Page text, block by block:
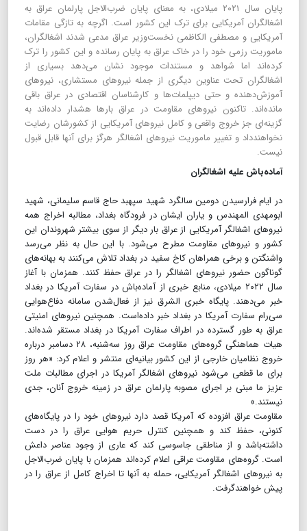
پایان سال ۲۰۲۱ میلادی، به معنای پایان ضرب‌الاجل پارلمان عراق به
اشغالگران آمریکایی برای ترک این کشور است. اگرچه به تازگی مقامات
آمریکایی و مصطفی الکاظمی نخست‌وزیر عراق مدعی شدند اشغالگران،
ماموریت رزمی خود را در خاک عراق به پایان رسانده و این کشور را ترک
کرده‌اند اما شواهد و مستندات موجود نشان می‌دهد بسیاری از
اشغالگران تحت عناوین دیگری از جمله نیروهای مستشاری، نیروهای
آموزش‌دهنده و حتی دیپلمات‌ها و کارشناسان اقتصادی در عراق باقی
مانده‌اند. تاکنون نیروهای مقاومت در عراق بارها هشدار داده‌اند به
گزینه‌ای جز خروج واقعی و کامل نیروهای آمریکایی از کشورشان رضایت
نخواهندداد و تغییر ماموریت نیروهای اشغالگر هرگز برای آنها قابل قبول
نیست.
آماده‌باش علیه اشغالگران
در ایام فرارسیدن دومین سالگرد شهید سپهبد حاج قاسم سلیمانی، شهید
ابومهدی المهندس و یاران ایشان در فرودگاه بغداد، مطالبه اخراج همه
نیروهای اشغالگر آمریکایی از عراق بار دیگر از سوی بیشتر شهروندان این
کشور و نیروهای مقاومت مطرح می‌شود. با این حال به نظر می‌رسد
واشنگتن و برخی همراهان کاخ سفید در بغداد تلاش می‌کنند به بهانه‌های
گوناگون حضور نیروهای اشغالگر را در عراق حفظ کنند. همزمان با آغاز
سال ۲۰۲۲ میلادی، منابع خبری از آماده‌باش در سفارت آمریکا در بغداد
خبر می‌دهند. پایگاه خبری الشرق نیز از فعال‌شدن سامانه دفاع‌هوایی
سی‌رام سفارت آمریکا در بغداد خبر داده‌است. همچنین نیروهای امنیتی
عراق به طور گسترده در اطراف سفارت آمریکا در بغداد مستقر شده‌اند.
هیات هماهنگی گروه‌های مقاومت عراق روز سه‌شنبه، ۲۸ دسامبر درباره
خروج نظامیان خارجی از این کشور بیانیه‌ای منتشر و اعلام کرد: «هر روز
برای ما قطعی می‌شود نیروهای اشغالگر آمریکا در اجرای مطالبات ملت
عزیز ما مبنی بر اجرای مصوبه پارلمان عراق در زمینه خروج آنان، جدی
نیستند.»
مقاومت عراق افزوده که آمریکا قصد دارد نیروهای خود را در پایگاه‌های
کنونی، حفظ کند و همچنین کنترل حریم هوایی عراق را در دست
داشته‌باشد و از مناطقی جاسوسی کند که عاری از وجود عناصر داعش
است. گروه‌های مقاومت عراقی اعلام کرده‌اند همزمان با پایان ضرب‌الاجل
به نیروهای اشغالگر آمریکایی، حمله به آنها تا اخراج کامل از عراق را در
پیش خواهندگرفت.